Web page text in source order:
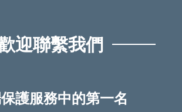
迎聯繫我們
護服務中的第一名